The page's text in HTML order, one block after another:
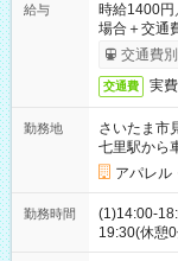
給与
時給1400
場合＋交通
交通費
交通費 実
勤務地
さいたま市
七里駅から
アパレル
勤務時間
(1)14:00-
19:30(休憩
ます